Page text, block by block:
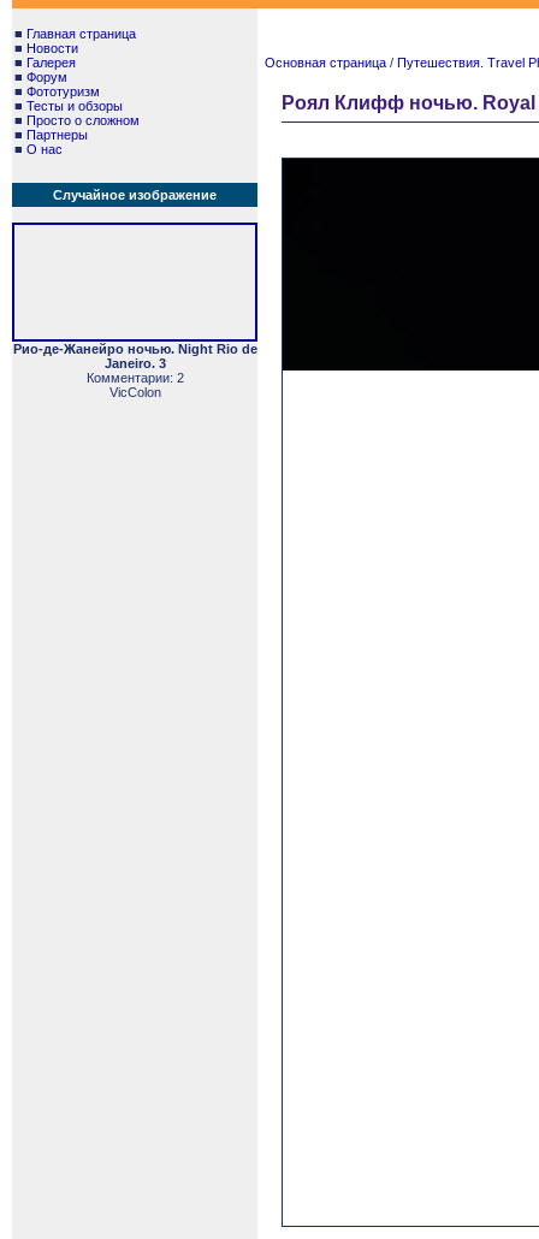
■ Главная страница
■ Новости
■ Галерея
■ Форум
■ Фототуризм
■ Тесты и обзоры
■ Просто о сложном
■ Партнеры
■ О нас
Случайное изображение
Рио-де-Жанейро ночью. Night Rio de
Janeiro. 3
Комментарии: 2
VicColon
Основная страница / Путешествия. Travel
Роял Клифф ночью. Royal